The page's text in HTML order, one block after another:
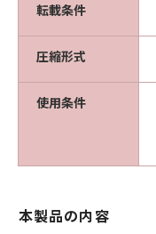
転載条件
圧縮形式
使用条件
本製品の内容